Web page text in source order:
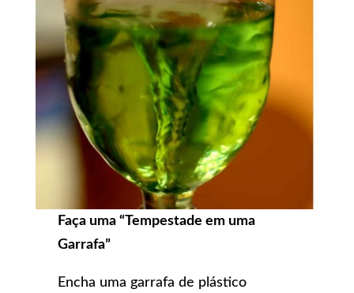
Faça uma “Tempestade em uma
Garrafa”
Encha uma garrafa de plástico